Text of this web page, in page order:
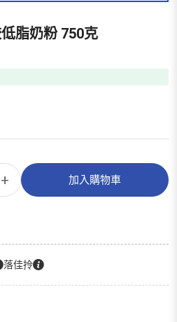
脂奶粉 750克
+ 加入購物車
落佳拎